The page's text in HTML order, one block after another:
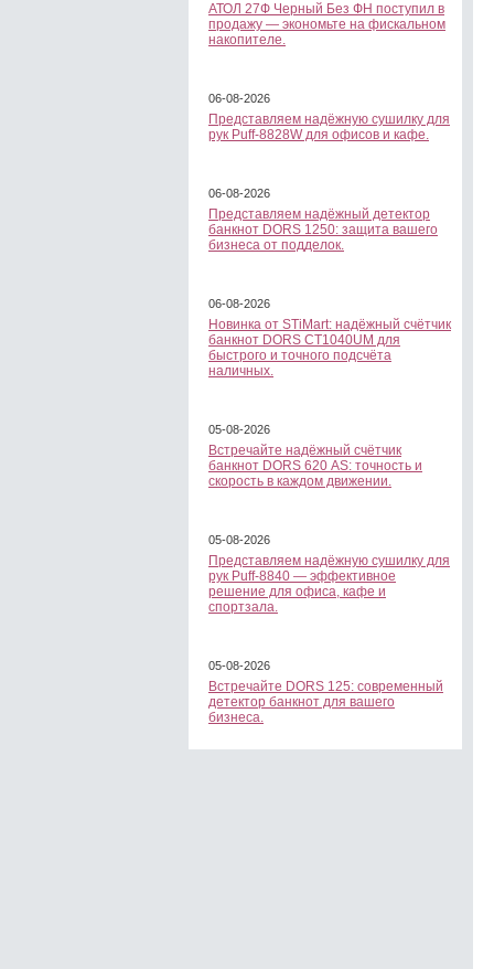
АТОЛ 27Ф Черный Без ФН поступил в
продажу — экономьте на фискальном
накопителе.
06-08-2026
Представляем надёжную сушилку для
рук Puff-8828W для офисов и кафе.
06-08-2026
Представляем надёжный детектор
банкнот DORS 1250: защита вашего
бизнеса от подделок.
06-08-2026
Новинка от STiMart: надёжный счётчик
банкнот DORS CT1040UM для
быстрого и точного подсчёта
наличных.
05-08-2026
Встречайте надёжный счётчик
банкнот DORS 620 АS: точность и
скорость в каждом движении.
05-08-2026
Представляем надёжную сушилку для
рук Puff-8840 — эффективное
решение для офиса, кафе и
спортзала.
05-08-2026
Встречайте DORS 125: современный
детектор банкнот для вашего
бизнеса.